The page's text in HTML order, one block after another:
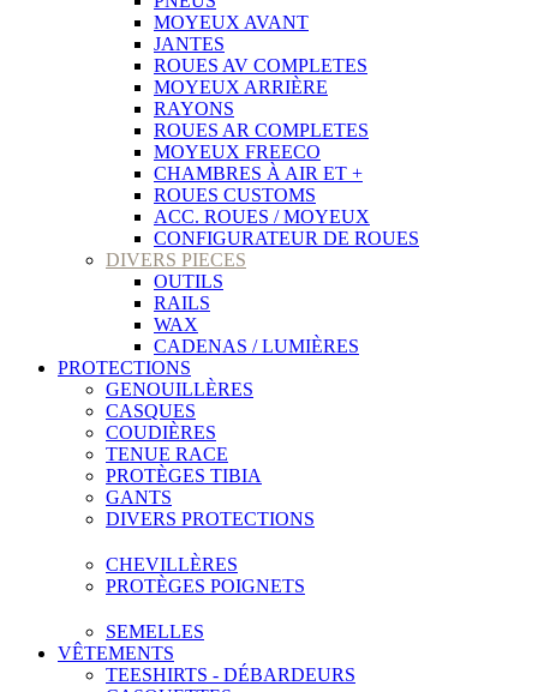
MOYEUX AVANT
JANTES
ROUES AV COMPLETES
MOYEUX ARRIÈRE
RAYONS
ROUES AR COMPLETES
MOYEUX FREECO
CHAMBRES À AIR ET +
ROUES CUSTOMS
ACC. ROUES / MOYEUX
CONFIGURATEUR DE ROUES
DIVERS PIECES
OUTILS
RAILS
WAX
CADENAS / LUMIÈRES
PROTECTIONS
GENOUILLÈRES
CASQUES
COUDIÈRES
TENUE RACE
PROTÈGES TIBIA
GANTS
DIVERS PROTECTIONS
CHEVILLÈRES
PROTÈGES POIGNETS
SEMELLES
VÊTEMENTS
TEESHIRTS - DÉBARDEURS